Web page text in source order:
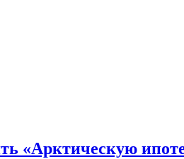
«Арктическую